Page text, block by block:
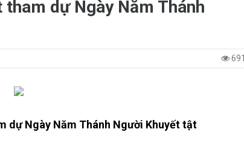
dự Ngày Năm Thánh
691
dự Ngày Năm Thánh Người Khuyết tật